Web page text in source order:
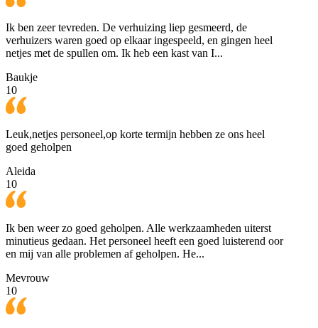
Ik ben zeer tevreden. De verhuizing liep gesmeerd, de
verhuizers waren goed op elkaar ingespeeld, en gingen heel
netjes met de spullen om. Ik heb een kast van I...
Baukje
10
Leuk,netjes personeel,op korte termijn hebben ze ons heel
goed geholpen
Aleida
10
Ik ben weer zo goed geholpen. Alle werkzaamheden uiterst
minutieus gedaan. Het personeel heeft een goed luisterend oor
en mij van alle problemen af geholpen. He...
Mevrouw
10